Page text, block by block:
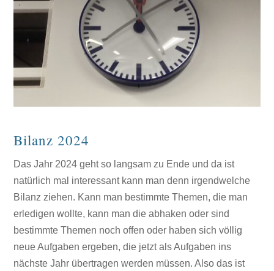
Bilanz 2024
Das Jahr 2024 geht so langsam zu Ende und da ist
natürlich mal interessant kann man denn irgendwelche
Bilanz ziehen. Kann man bestimmte Themen, die man
erledigen wollte, kann man die abhaken oder sind
bestimmte Themen noch offen oder haben sich völlig
neue Aufgaben ergeben, die jetzt als Aufgaben ins
nächste Jahr übertragen werden müssen. Also das ist